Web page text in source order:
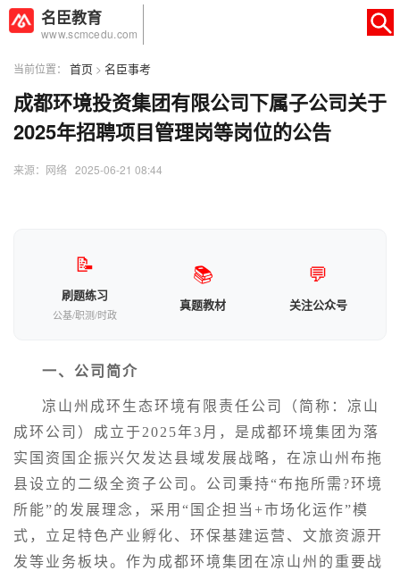
名臣教育
www.scmcedu.com
当前位置： 首页 > 名臣事考
成都环境投资集团有限公司下属子公司关于
2025年招聘项目管理岗等岗位的公告
来源：网络 2025-06-21 08:44
📝
刷题练习
公基/职测/时政
📚
真题教材
💬
关注公众号
一、公司简介
凉山州成环生态环境有限责任公司（简称：凉山
成环公司）成立于2025年3月，是成都环境集团为落
实国资国企振兴欠发达县域发展战略，在凉山州布拖
县设立的二级全资子公司。公司秉持“布拖所需?环境
所能”的发展理念，采用“国企担当+市场化运作”模
式，立足特色产业孵化、环保基建运营、文旅资源开
发等业务板块。作为成都环境集团在凉山州的重要战
AI智能助手 转人工 ×